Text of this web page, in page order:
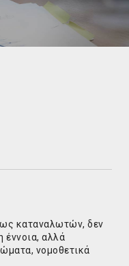
καταναλωτών, δεν
έννοια, αλλά
νομοθετικά